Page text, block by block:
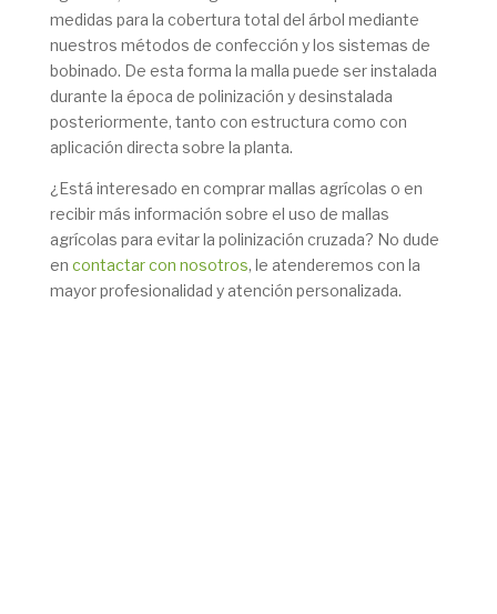
medidas para la cobertura total del árbol mediante
nuestros métodos de confección y los sistemas de
bobinado. De esta forma la malla puede ser instalada
durante la época de polinización y desinstalada
posteriormente, tanto con estructura como con
aplicación directa sobre la planta.
¿Está interesado en comprar mallas agrícolas o en
recibir más información sobre el uso de mallas
agrícolas para evitar la polinización cruzada? No dude
en contactar con nosotros, le atenderemos con la
mayor profesionalidad y atención personalizada.